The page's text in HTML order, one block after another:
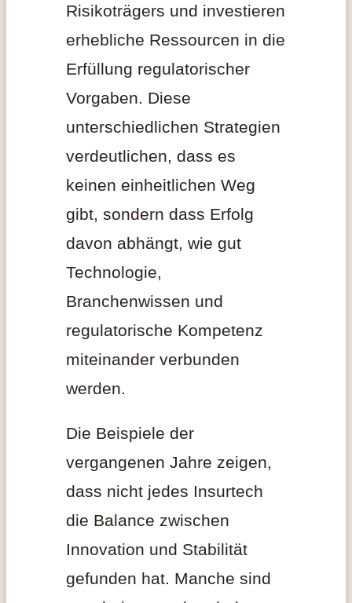
Risikoträgers und investieren
erhebliche Ressourcen in die
Erfüllung regulatorischer
Vorgaben. Diese
unterschiedlichen Strategien
verdeutlichen, dass es
keinen einheitlichen Weg
gibt, sondern dass Erfolg
davon abhängt, wie gut
Technologie,
Branchenwissen und
regulatorische Kompetenz
miteinander verbunden
werden.
Die Beispiele der
vergangenen Jahre zeigen,
dass nicht jedes Insurtech
die Balance zwischen
Innovation und Stabilität
gefunden hat. Manche sind